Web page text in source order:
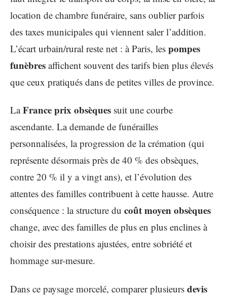
location de chambre funéraire, sans oublier parfois
des taxes municipales qui viennent saler l’addition.
L’écart urbain/rural reste net : à Paris, les pompes
funèbres affichent souvent des tarifs bien plus élevés
que ceux pratiqués dans de petites villes de province.
LaFrance prix obsèques suit une courbe
ascendante. La demande de funérailles
personnalisées, la progression de la crémation (qui
représente désormais près de 40 % des obsèques,
contre 20 % il y a vingt ans), et l’évolution des
attentes des familles contribuent à cette hausse. Autre
conséquence : la structure du coût moyen obsèques
change, avec des familles de plus en plus enclines à
choisir des prestations ajustées, entre sobriété et
hommage sur-mesure.
Dans ce paysage morcelé, comparer plusieurs devis